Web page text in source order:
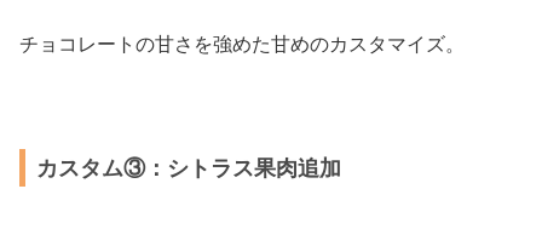
チョコレートの甘さを強めた甘めのカスタマイズ。
カスタム③：シトラス果肉追加